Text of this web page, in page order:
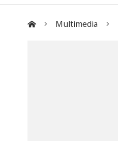
:::
Multimedia